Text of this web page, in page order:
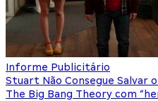
Informe Publicitário
Stuart Não Consegue Salvar
The Big Bang Theory com